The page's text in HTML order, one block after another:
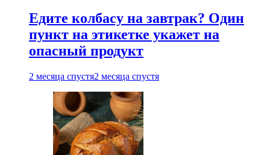
Едите колбасу на завтрак? Один
пункт на этикетке укажет на
опасный продукт
2 месяца спустя2 месяца спустя